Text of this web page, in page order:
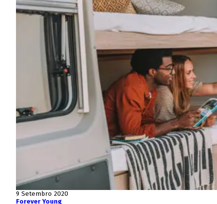
9 Setembro 2020
Forever Young